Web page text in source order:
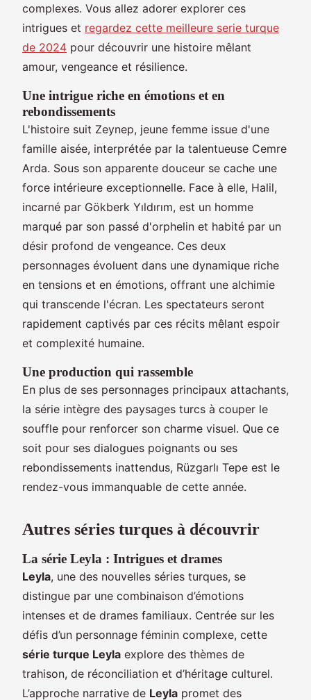
complexes. Vous allez adorer explorer ces
intrigues et regardez cette meilleure serie turque
de 2024 pour découvrir une histoire mêlant
amour, vengeance et résilience.
Une intrigue riche en émotions et en
rebondissements
L'histoire suit Zeynep, jeune femme issue d'une
famille aisée, interprétée par la talentueuse Cemre
Arda. Sous son apparente douceur se cache une
force intérieure exceptionnelle. Face à elle, Halil,
incarné par Gökberk Yıldırım, est un homme
marqué par son passé d'orphelin et habité par un
désir profond de vengeance. Ces deux
personnages évoluent dans une dynamique riche
en tensions et en émotions, offrant une alchimie
qui transcende l'écran. Les spectateurs seront
rapidement captivés par ces récits mêlant espoir
et complexité humaine.
Une production qui rassemble
En plus de ses personnages principaux attachants,
la série intègre des paysages turcs à couper le
souffle pour renforcer son charme visuel. Que ce
soit pour ses dialogues poignants ou ses
rebondissements inattendus, Rüzgarlı Tepe est le
rendez-vous immanquable de cette année.
Autres séries turques à découvrir
La série Leyla : Intrigues et drames
Leyla, une des nouvelles séries turques, se
distingue par une combinaison d’émotions
intenses et de drames familiaux. Centrée sur les
défis d’un personnage féminin complexe, cette
série turque Leyla explore des thèmes de
trahison, de réconciliation et d’héritage culturel.
L’approche narrative de Leyla promet des